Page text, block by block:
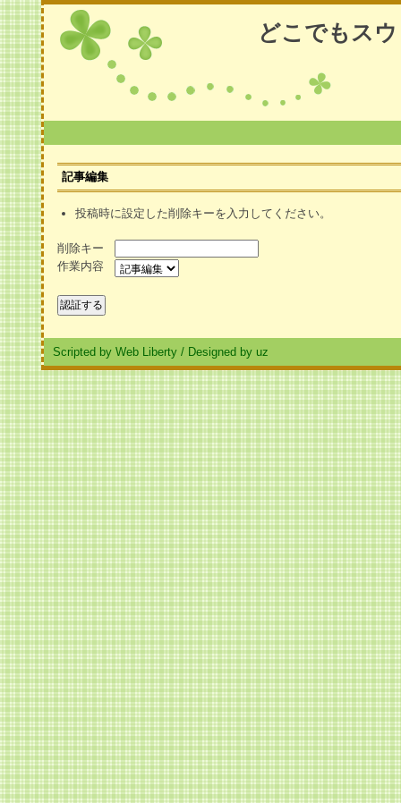
どこでもス
記事編集
投稿時に設定した削除キーを入力してください。
削除キー
作業内容
Scripted by Web Liberty / Designed by uz